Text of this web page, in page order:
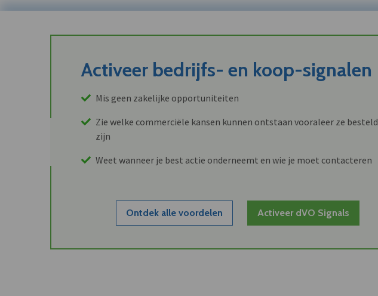
Activeer bedrijfs- en koop-signalen
Mis geen zakelijke opportuniteiten
Zie welke commerciële kansen kunnen ontstaan vooraleer ze besteld
zijn
Weet wanneer je best actie onderneemt en wie je moet contacteren
Ontdek alle voordelen Activeer dVO Signals